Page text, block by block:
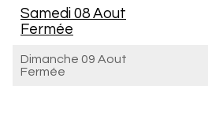
Samedi 08 Aout
Fermée
Dimanche 09 Aout
Fermée